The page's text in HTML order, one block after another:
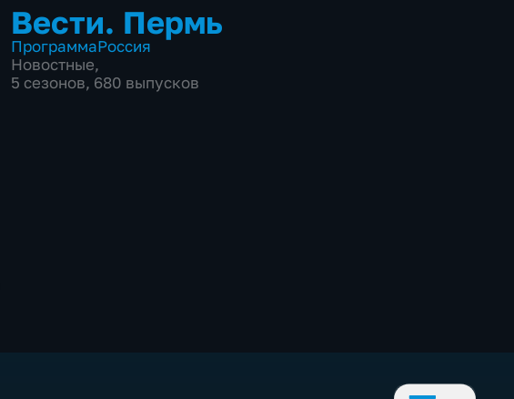
Вести. Пермь
ПрограммаРоссия
Новостные,
5 сезонов, 680 выпусков